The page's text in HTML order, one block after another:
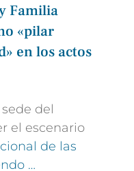
Familia
«pilar
en los actos
del
el escenario
de las
…